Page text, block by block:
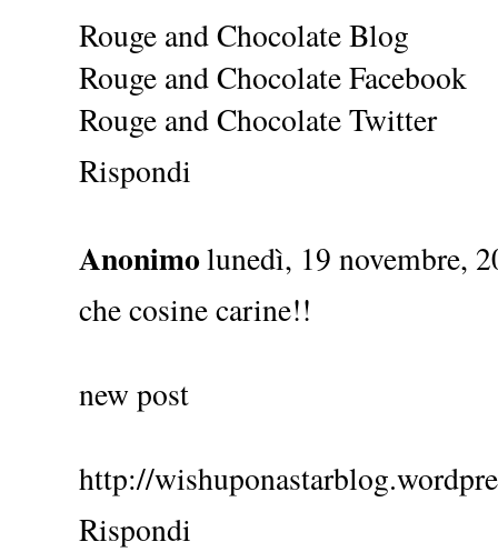
Rouge and Chocolate Blog
Rouge and Chocolate Facebook
Rouge and Chocolate Twitter
Rispondi
Anonimolunedì, 19 novembre,
che cosine carine!!
new post
http://
Rispondi